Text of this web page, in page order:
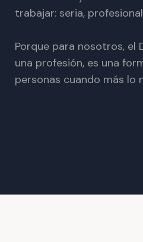
trabajar: seria,
Porque para nosotros, el
una profesión, es una
personas cuando más lo